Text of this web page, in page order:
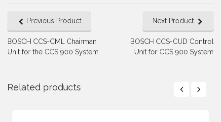
Previous Product
BOSCH CCS-CML Chairman
Unit for the CCS 900 System
Next Product
BOSCH CCS-CUD Control
Unit for CCS 900 System
Related products